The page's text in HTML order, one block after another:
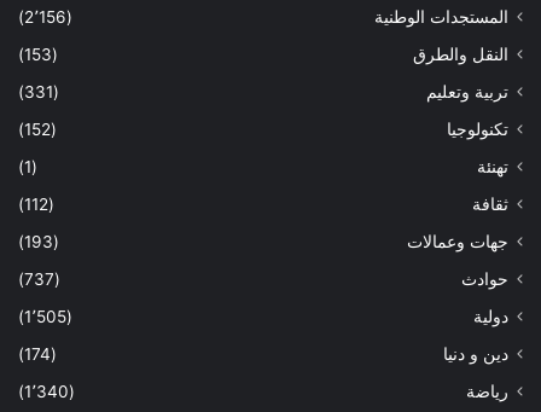
المستجدات الوطنية
(2٬156)
النقل والطرق
(153)
تربية وتعليم
(331)
تكنولوجيا
(152)
تهنئة
(1)
ثقافة
(112)
جهات وعمالات
(193)
حوادث
(737)
دولية
(1٬505)
دين و دنيا
(174)
رياضة
(1٬340)